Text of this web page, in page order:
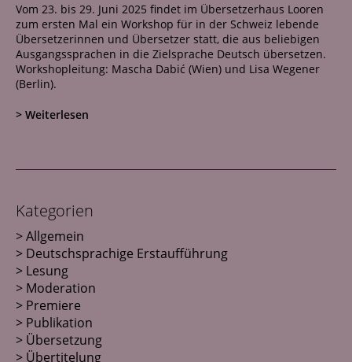
Netzwerk
Kontakt
Vom 23. bis 29. Juni 2025 findet im Übersetzerhaus Looren
zum ersten Mal ein Workshop für in der Schweiz lebende
Übersetzerinnen und Übersetzer statt, die aus beliebigen
Ausgangssprachen in die Zielsprache Deutsch übersetzen.
Workshopleitung: Mascha Dabić (Wien) und Lisa Wegener
(Berlin).
> Weiterlesen
Kategorien
Allgemein
Deutschsprachige Erstaufführung
Lesung
Moderation
Premiere
Publikation
Übersetzung
Übertitelung